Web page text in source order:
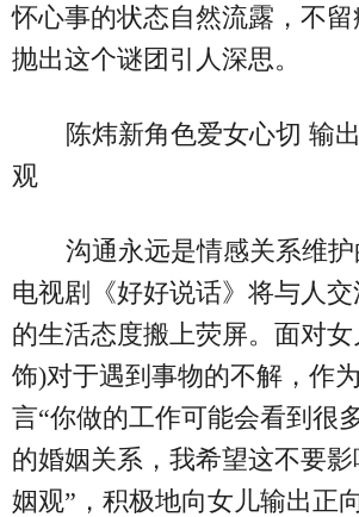
怀心事的状态自然流露，不
抛出这个谜团引人深思。
陈炜新角色爱女心切 输
观
沟通永远是情感关系维护
电视剧《好好说话》将与人
的生活态度搬上荧屏。面对
饰)对于遇到事物的不解，作
言“你做的工作可能会看到很
的婚姻关系，我希望这不要
姻观”，积极地向女儿输出正